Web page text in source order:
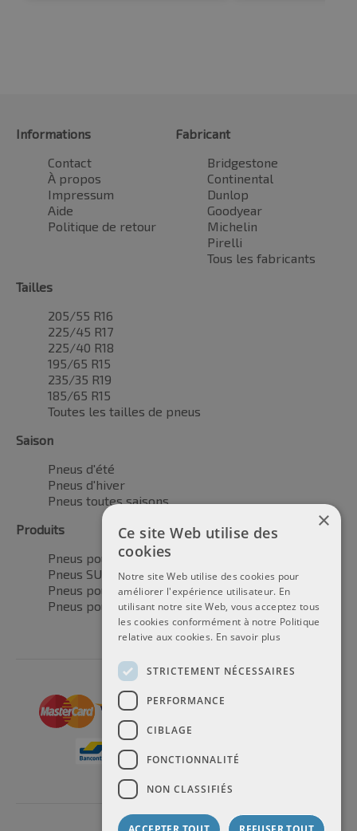
Informations
Contact
À propos
Impressum
Aide
Politique de retour
Fabricant
Bridgestone
Continental
Dunlop
Goodyear
Michelin
Pirelli
Tous les fabricants
Tailles
205/55 R16
225/45 R17
225/40 R18
195/65 R15
235/35 R19
185/65 R15
Toutes les tailles de pneus
Saison
Pneus d'été
Pneus d'hiver
Pneus toutes saisons
Produits
Pneus pour voitures
Pneus SUV / 4x4
Pneus pour camionnettes
Pneus pour motos
×
Ce site Web utilise des
cookies
Notre site Web utilise des cookies pour
améliorer l'expérience utilisateur. En
utilisant notre site Web, vous acceptez tous
les cookies conformément à notre Politique
relative aux cookies. En savoir plus
STRICTEMENT NÉCESSAIRES
PERFORMANCE
CIBLAGE
FONCTIONNALITÉ
NON CLASSIFIÉS